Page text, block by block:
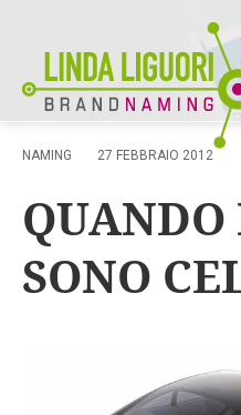
NAMING 27 FEBBRAIO 2012
SONO